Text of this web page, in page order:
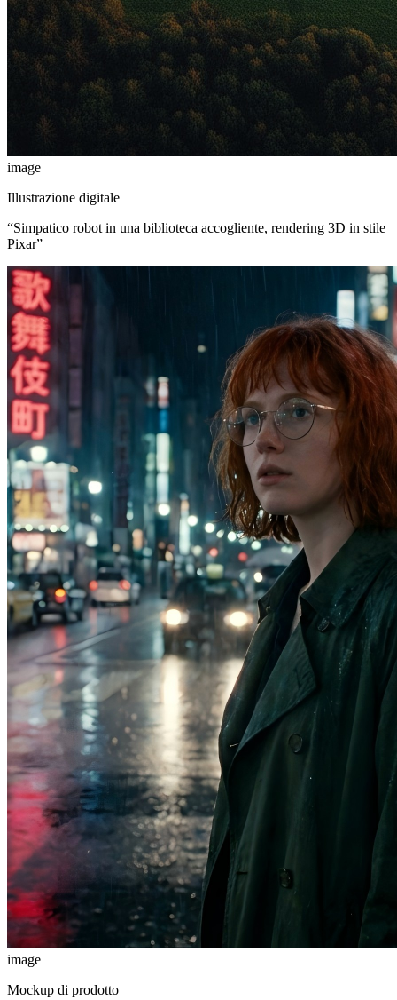
image
Illustrazione digitale
“Simpatico robot in una biblioteca accogliente, rendering 3D in stile
Pixar”
image
Mockup di prodotto